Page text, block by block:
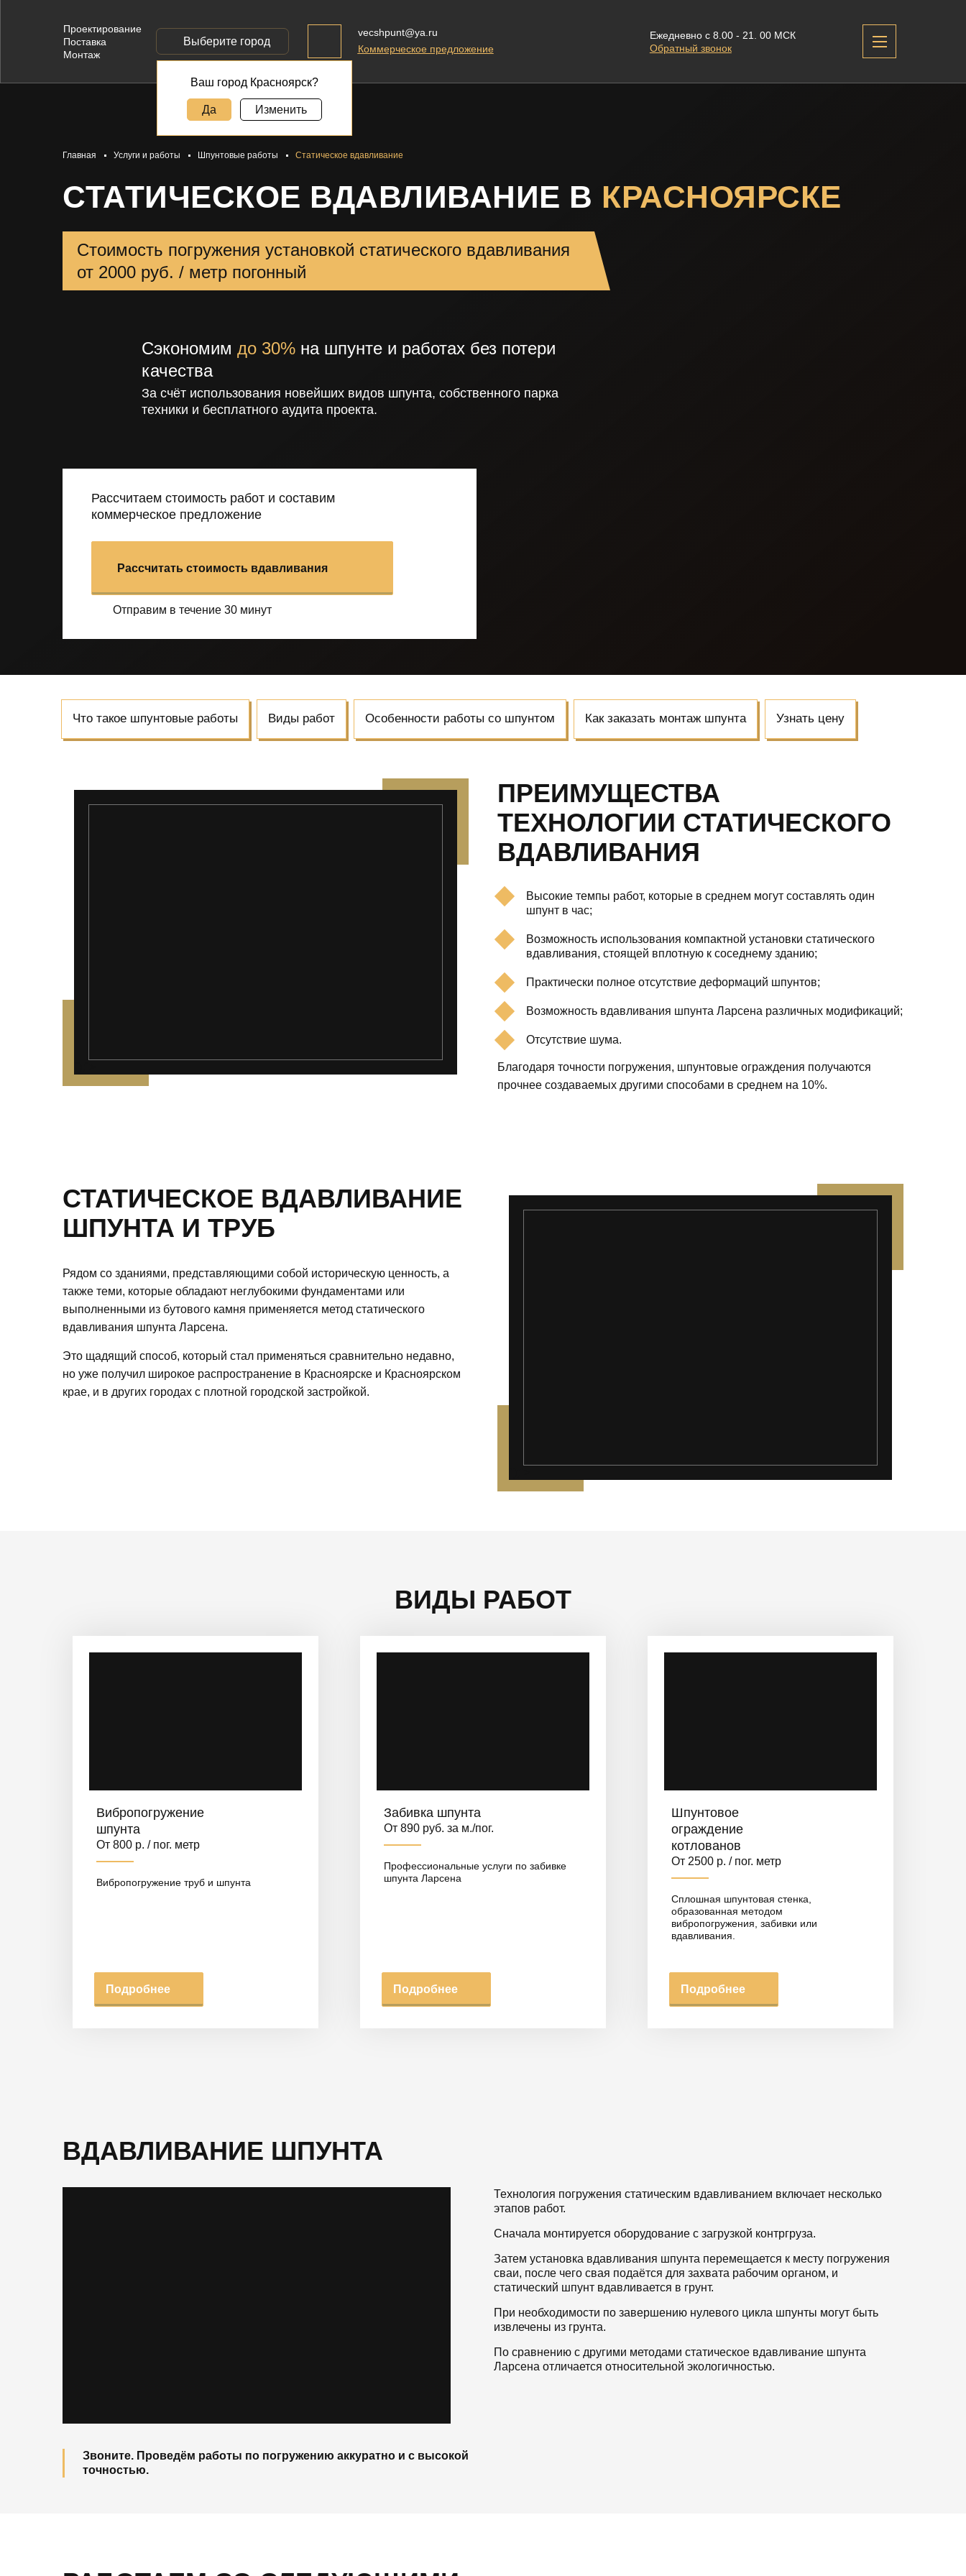
vecshpunt@ya.ru
Коммерческое предложение
Ежедневно с 8.00 - 21. 00 МСК
Обратный звонок
Проектирование
Поставка
Монтаж
Выберите город
Ваш город Красноярск?
Да Изменить
Главная Услуги и работы Шпунтовые работы Статическое вдавливание
СТАТИЧЕСКОЕ ВДАВЛИВАНИЕ В КРАСНОЯРСКЕ
Стоимость погружения установкой статического вдавливания
от 2000 руб. / метр погонный
Сэкономим до 30% на шпунте и работах без потери
качества
За счёт использования новейших видов шпунта, собственного парка
техники и бесплатного аудита проекта.
Рассчитаем стоимость работ и составим
коммерческое предложение
Рассчитать стоимость вдавливания
Отправим в течение 30 минут
Что такое шпунтовые работы Виды работ Особенности работы со шпунтом Как заказать монтаж шпунта Узнать цену
ПРЕИМУЩЕСТВА
ТЕХНОЛОГИИ СТАТИЧЕСКОГО
ВДАВЛИВАНИЯ
Высокие темпы работ, которые в среднем могут составлять один
шпунт в час;
Возможность использования компактной установки статического
вдавливания, стоящей вплотную к соседнему зданию;
Практически полное отсутствие деформаций шпунтов;
Возможность вдавливания шпунта Ларсена различных модификаций;
Отсутствие шума.
Благодаря точности погружения, шпунтовые ограждения получаются
прочнее создаваемых другими способами в среднем на 10%.
СТАТИЧЕСКОЕ ВДАВЛИВАНИЕ
ШПУНТА И ТРУБ
Рядом со зданиями, представляющими собой историческую ценность, а
также теми, которые обладают неглубокими фундаментами или
выполненными из бутового камня применяется метод статического
вдавливания шпунта Ларсена.
Это щадящий способ, который стал применяться сравнительно недавно,
но уже получил широкое распространение в Красноярске и Красноярском
крае, и в других городах с плотной городской застройкой.
ВИДЫ РАБОТ
Вибропогружение
шпунта
От 800 р. / пог. метр
Вибропогружение труб и шпунта
Подробнее
Забивка шпунта
От 890 руб. за м./пог.
Профессиональные услуги по забивке
шпунта Ларсена
Подробнее
Шпунтовое
ограждение
котлованов
От 2500 р. / пог. метр
Сплошная шпунтовая стенка,
образованная методом
вибропогружения, забивки или
вдавливания.
Подробнее
ВДАВЛИВАНИЕ ШПУНТА
Звоните. Проведём работы по погружению аккуратно и с высокой
точностью.
Технология погружения статическим вдавливанием включает несколько
этапов работ.
Сначала монтируется оборудование с загрузкой контргруза.
Затем установка вдавливания шпунта перемещается к месту погружения
сваи, после чего свая подаётся для захвата рабочим органом, и
статический шпунт вдавливается в грунт.
При необходимости по завершению нулевого цикла шпунты могут быть
извлечены из грунта.
По сравнению с другими методами статическое вдавливание шпунта
Ларсена отличается относительной экологичностью.